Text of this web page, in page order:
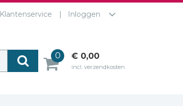
Klantenservice Inloggen
0 € 0,00
incl. verzendkosten